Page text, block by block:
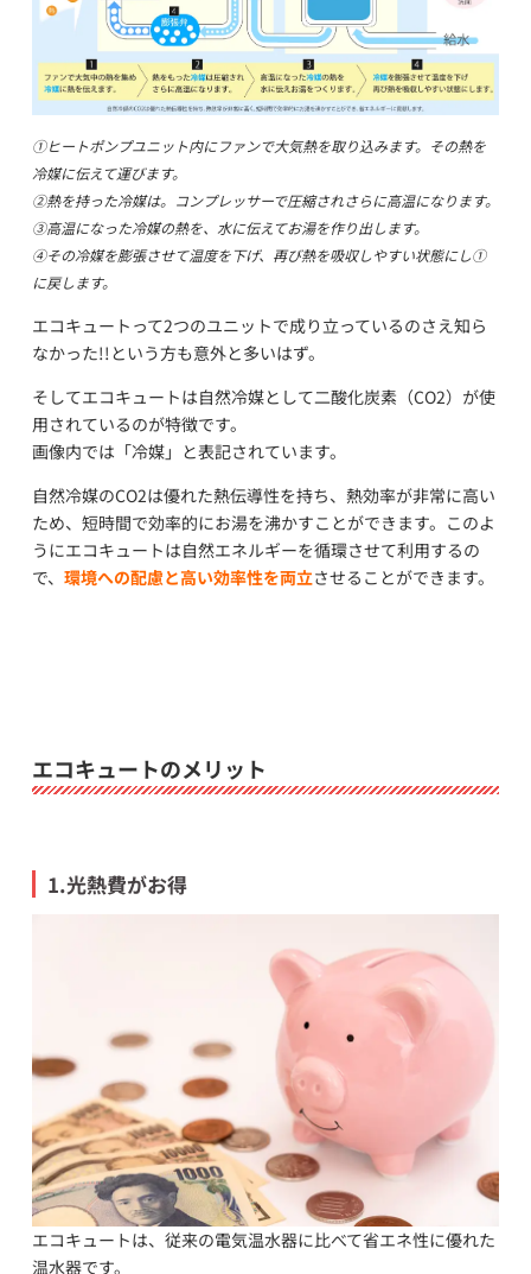
①ヒートポンプユニット内にファンで大気熱を取り込みます。その熱を
冷媒に伝えて運びます。
②熱を持った冷媒は。コンプレッサーで圧縮されさらに高温になります。
③高温になった冷媒の熱を、水に伝えてお湯を作り出します。
④その冷媒を膨張させて温度を下げ、再び熱を吸収しやすい状態にし①
に戻します。
エコキュートって2つのユニットで成り立っているのさえ知ら
なかった!!という方も意外と多いはず。
そしてエコキュートは自然冷媒として二酸化炭素（CO2）が使
用されているのが特徴です。
画像内では「冷媒」と表記されています。
自然冷媒のCO2は優れた熱伝導性を持ち、熱効率が非常に高い
ため、短時間で効率的にお湯を沸かすことができます。このよ
うにエコキュートは自然エネルギーを循環させて利用するの
で、 環境への配慮と高い効率性を両立させることができます。
エコキュートのメリット
1.光熱費がお得
エコキュートは、従来の電気温水器に比べて省エネ性に優れた
温水器です。